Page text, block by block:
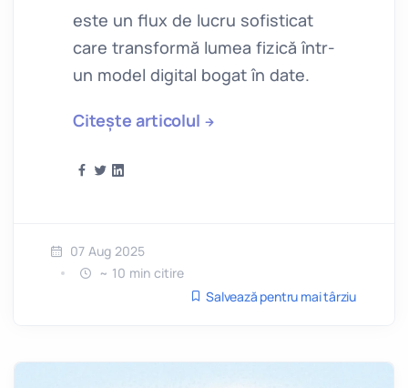
este un flux de lucru sofisticat
care transformă lumea fizică într-
un model digital bogat în date.
Citește articolul
07 Aug 2025
~ 10 min citire
Salvează pentru mai târziu